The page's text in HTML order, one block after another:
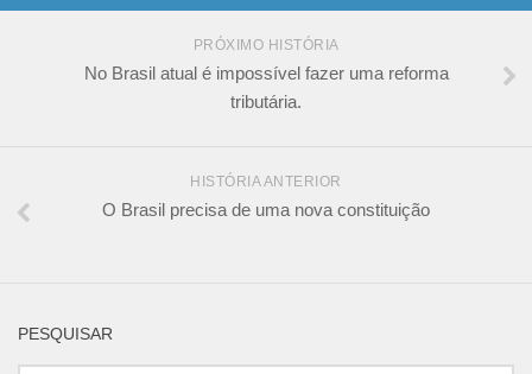
PRÓXIMO HISTÓRIA
No Brasil atual é impossível fazer uma reforma
tributária.
HISTÓRIA ANTERIOR
O Brasil precisa de uma nova constituição
PESQUISAR